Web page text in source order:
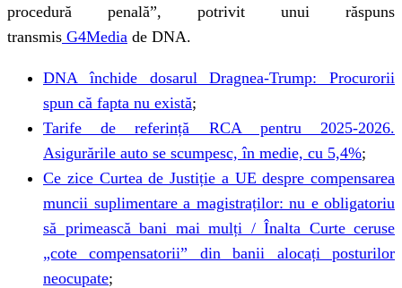
procedură penală”, potrivit unui răspuns
transmis G4Media de DNA.
DNA închide dosarul Dragnea-Trump: Procurorii
spun că fapta nu există;
Tarife de referință RCA pentru 2025-2026.
Asigurările auto se scumpesc, în medie, cu 5,4%;
Ce zice Curtea de Justiție a UE despre compensarea
muncii suplimentare a magistraților: nu e obligatoriu
să primească bani mai mulți / Înalta Curte ceruse
„cote compensatorii” din banii alocați posturilor
neocupate;